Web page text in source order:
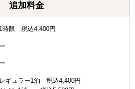
追加料金
1時限 税込4,400円
ー
ー
レギュラー1泊 税込4,400円